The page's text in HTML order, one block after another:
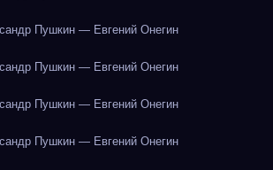
Пушкин — Евгений Онегин
Пушкин — Евгений Онегин
Пушкин — Евгений Онегин
Пушкин — Евгений Онегин